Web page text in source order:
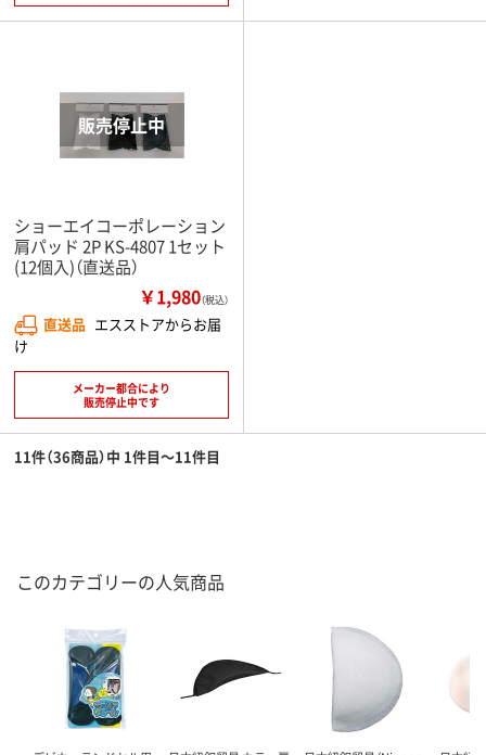
ショーエイコーポレーション
肩パッド 2P KS-4807 1セット
(12個入)（直送品）
￥1,980（税込）
直送品 エスストアからお届
け
メーカー都合により
販売停止中です
11件（36商品）中 1件目～11件目
このカテゴリーの人気商品